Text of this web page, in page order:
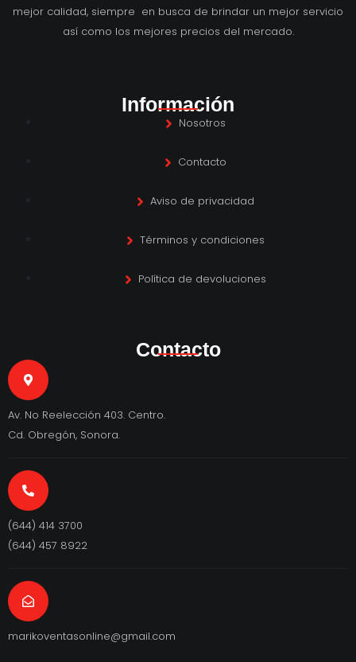
mejor calidad, siempre en busca de brindar un mejor servicio
así como los mejores precios del mercado.
Información
Nosotros
Contacto
Aviso de privacidad
Términos y condiciones
Política de devoluciones
Contacto
Av. No Reelección 403. Centro.
Cd. Obregón, Sonora.
(644) 414 3700
(644) 457 8922
marikoventasonline@gmail.com